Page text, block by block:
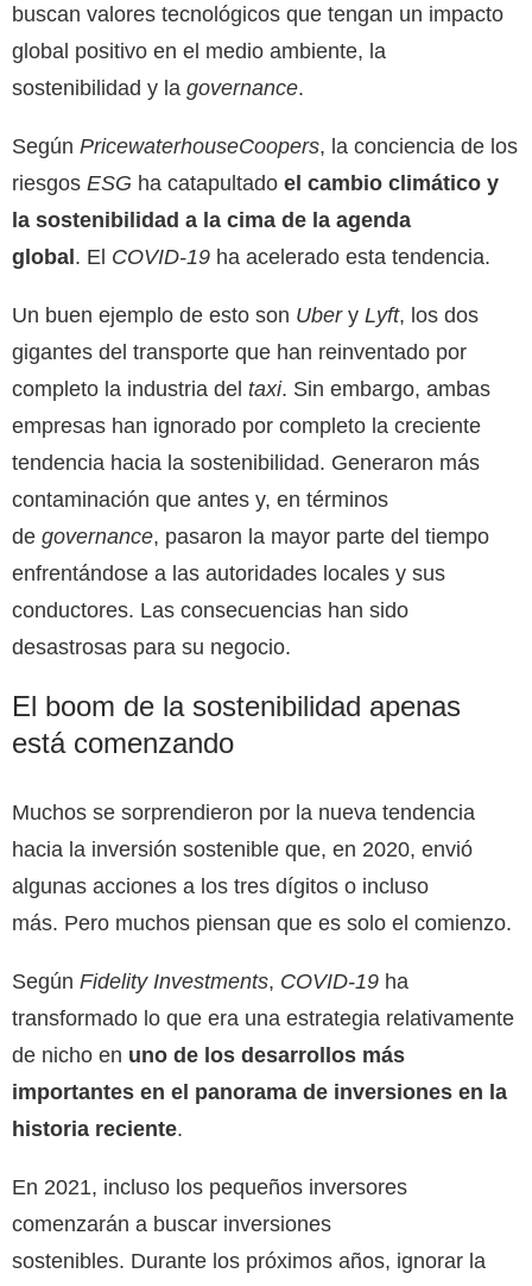
buscan valores tecnológicos que tengan un impacto
global positivo en el medio ambiente, la
sostenibilidad y la governance.
Según PricewaterhouseCoopers, la conciencia de los
riesgos ESG ha catapultado el cambio climático y
la sostenibilidad a la cima de la agenda
global. El COVID-19 ha acelerado esta tendencia.
Un buen ejemplo de esto son Ubery Lyft, los dos
gigantes del transporte que han reinventado por
completo la industria del taxi. Sin embargo, ambas
empresas han ignorado por completo la creciente
tendencia hacia la sostenibilidad. Generaron más
contaminación que antes y, en términos
de governance, pasaron la mayor parte del tiempo
enfrentándose a las autoridades locales y sus
conductores. Las consecuencias han sido
desastrosas para su negocio.
El boom de la sostenibilidad apenas
está comenzando
Muchos se sorprendieron por la nueva tendencia
hacia la inversión sostenible que, en 2020, envió
algunas acciones a los tres dígitos o incluso
más. Pero muchos piensan que es solo el comienzo.
Según Fidelity Investments, COVID-19 ha
transformado lo que era una estrategia relativamente
de nicho en uno de los desarrollos más
importantes en el panorama de inversiones en la
historia reciente.
En 2021, incluso los pequeños inversores
comenzarán a buscar inversiones
sostenibles. Durante los próximos años, ignorar la